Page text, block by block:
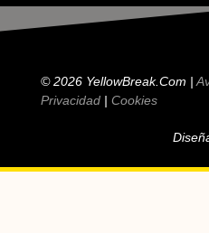
© 2026 YellowBreak.com |
Privacidad| Cookies